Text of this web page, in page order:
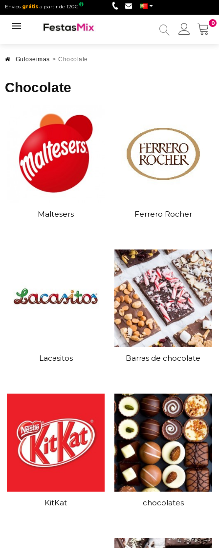
Envios grátis a partir de 120€
0
Minha
Guloseimas > Chocolate
Chocolate
Maltesers Ferrero Rocher
Lacasitos Barras de chocolate
KitKat chocolates